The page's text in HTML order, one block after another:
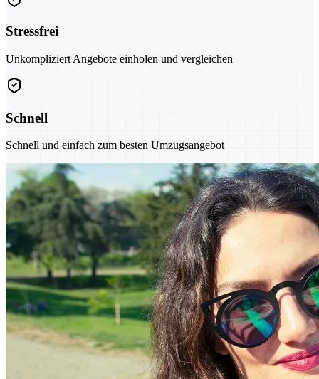
Stressfrei
Unkompliziert Angebote einholen und vergleichen
Schnell
Schnell und einfach zum besten Umzugsangebot